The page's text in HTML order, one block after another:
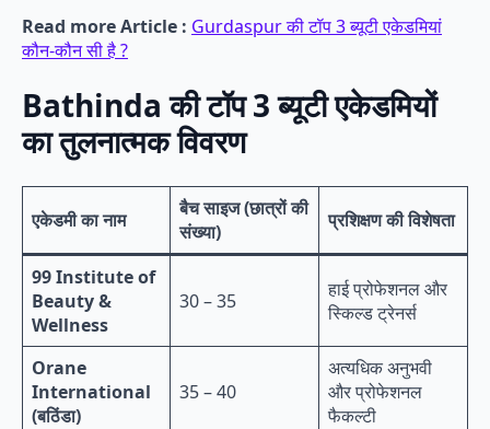
Read more Article : Gurdaspur की टॉप 3 ब्यूटी एकेडमियां
कौन-कौन सी है ?
Bathinda की टॉप 3 ब्यूटी एकेडमियों
का तुलनात्मक विवरण
एकेडमी का नाम
बैच साइज (छात्रों की
संख्या)
प्रशिक्षण की विशेषता
99 Institute of
Beauty &
Wellness
30 – 35
हाई प्रोफेशनल और
स्किल्ड ट्रेनर्स
Orane
International
(बठिंडा)
35 – 40
अत्यधिक अनुभवी
और प्रोफेशनल
फैकल्टी